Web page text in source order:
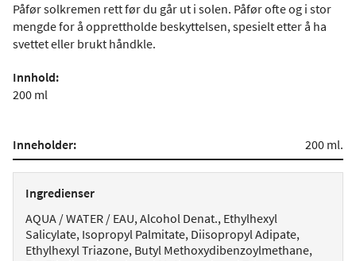
Påfør solkremen rett før du går ut i solen. Påfør ofte og i stor
mengde for å opprettholde beskyttelsen, spesielt etter å ha
svettet eller brukt håndkle.
Innhold:
200 ml
Inneholder: 200 ml.
Ingredienser
AQUA / WATER / EAU, Alcohol Denat., Ethylhexyl
Salicylate, Isopropyl Palmitate, Diisopropyl Adipate,
Ethylhexyl Triazone, Butyl Methoxydibenzoylmethane,